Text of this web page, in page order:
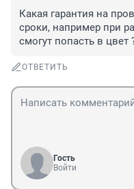
Какая гарантия на
сроки, например при
смогут попасть в цвет
ОТВЕТИТЬ
Гость
Войти